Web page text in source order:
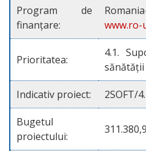
Program de
finanțare:
www.ro-
Prioritatea:
4.1.
sănătății
Indicativ proiect: 2SOFT/
Bugetul
proiectului: